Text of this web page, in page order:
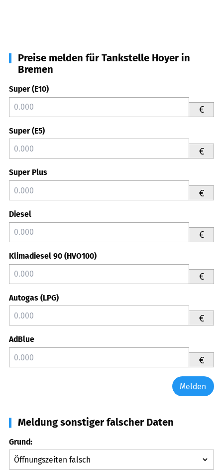
Preise melden für Tankstelle Hoyer in
Bremen
Super (E10)
€
Super (E5)
€
Super Plus
€
Diesel
€
Klimadiesel 90 (HVO100)
€
Autogas (LPG)
€
AdBlue
€
Melden
Meldung sonstiger falscher Daten
Grund: